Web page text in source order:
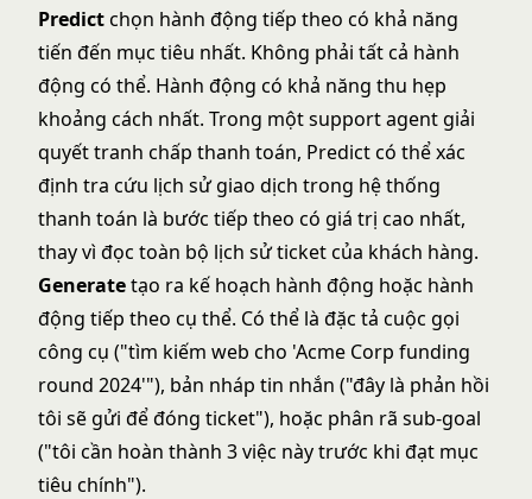
Predictchọn hành động tiếp theo có khả năng
tiến đến mục tiêu nhất. Không phải tất cả hành
động có thể. Hành động có khả năng thu hẹp
khoảng cách nhất. Trong một support agent giải
quyết tranh chấp thanh toán, Predict có thể xác
định tra cứu lịch sử giao dịch trong hệ thống
thanh toán là bước tiếp theo có giá trị cao nhất,
thay vì đọc toàn bộ lịch sử ticket của khách hàng.
Generatetạo ra kế hoạch hành động hoặc hành
động tiếp theo cụ thể. Có thể là đặc tả cuộc gọi
công cụ ("tìm kiếm web cho 'Acme Corp funding
round 2024'"), bản nháp tin nhắn ("đây là phản hồi
tôi sẽ gửi để đóng ticket"), hoặc phân rã sub-goal
("tôi cần hoàn thành 3 việc này trước khi đạt mục
tiêu chính").